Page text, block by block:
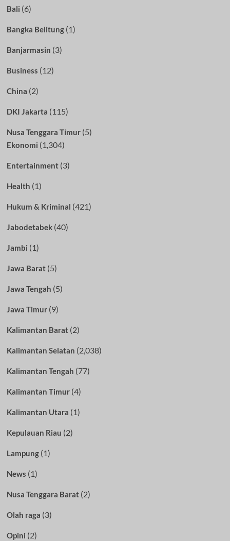
Bali (6)
Bangka Belitung(1)
Banjarmasin (3)
Business (12)
China (2)
DKI Jakarta (115)
Nusa Tenggara Timur(5)
Ekonomi (1,304)
Entertainment(3)
Health (1)
Hukum & Kriminal (421)
Jabodetabek(40)
Jambi (1)
Jawa Barat(5)
Jawa Tengah (5)
Jawa Timur(9)
Kalimantan Barat(2)
Kalimantan Selatan (2,038)
Kalimantan Tengah (77)
Kalimantan Timur(4)
Kalimantan Utara (1)
Kepulauan Riau (2)
Lampung(1)
News (1)
Nusa Tenggara Barat(2)
Olah raga (3)
Opini (2)